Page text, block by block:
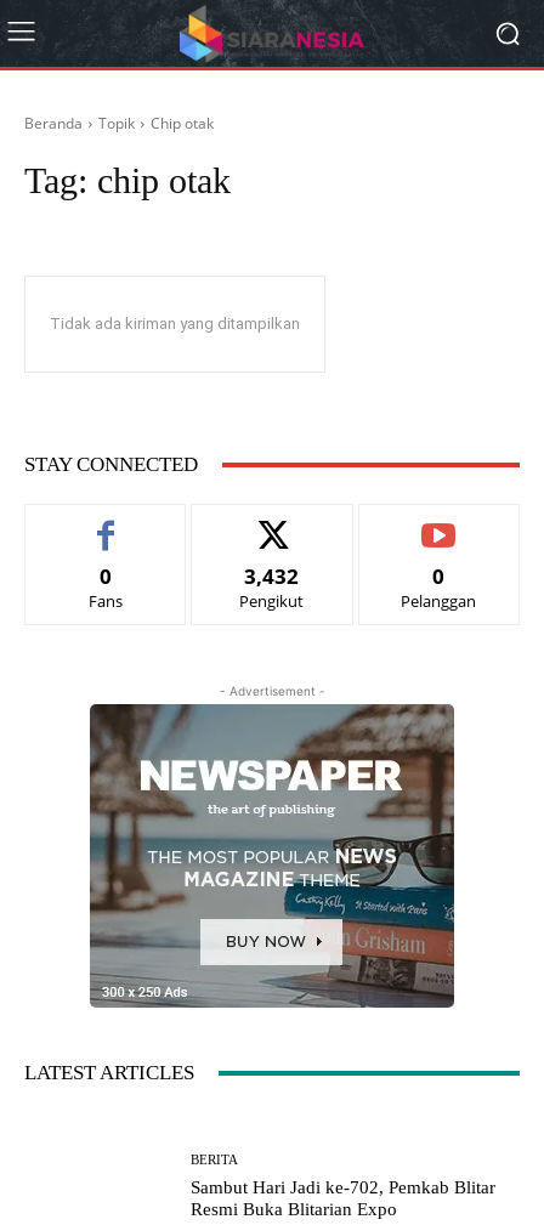
Beranda Topik Chip otak
Tag: chip otak
Tidak ada kiriman yang ditampilkan
STAY CONNECTED
0
Fans
3,432
Pengikut
0
Pelanggan
- Advertisement -
LATEST ARTICLES
BERITA
Sambut Hari Jadi ke-702, Pemkab Blitar
Resmi Buka Blitarian Expo